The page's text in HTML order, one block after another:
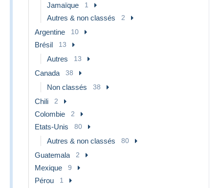
Jamaïque 1
Autres & non classés 2
Argentine 10
Brésil 13
Autres 13
Canada 38
Non classés 38
Chili 2
Colombie 2
Etats-Unis 80
Autres & non classés 80
Guatemala 2
Mexique 9
Pérou 1